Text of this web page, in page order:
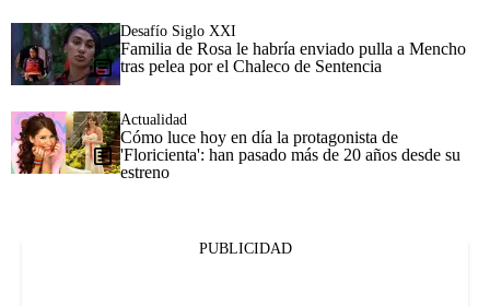
Desafío Siglo XXI
Familia de Rosa le habría enviado pulla a Mencho
tras pelea por el Chaleco de Sentencia
Actualidad
Cómo luce hoy en día la protagonista de
'Floricienta': han pasado más de 20 años desde su
estreno
PUBLICIDAD